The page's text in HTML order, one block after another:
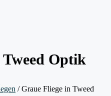
Optik
/ Graue Fliege in Tweed